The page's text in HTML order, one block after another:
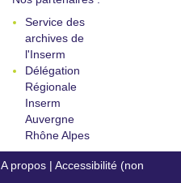
Service des
archives de
l'Inserm
Délégation
Régionale
Inserm
Auvergne
Rhône Alpes
A propos | Accessibilité (non